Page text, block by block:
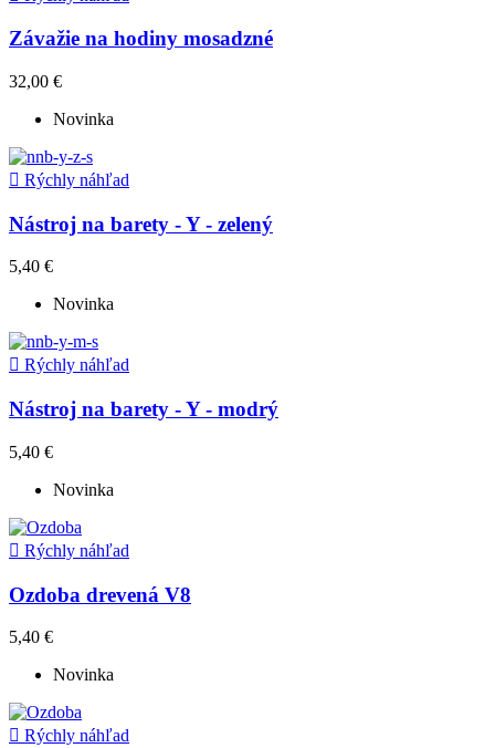
Závažie na hodiny mosadzné
32,00 €
Novinka
 Rýchly náhľad
Nástroj na barety - Y - zelený
5,40 €
Novinka
 Rýchly náhľad
Nástroj na barety - Y - modrý
5,40 €
Novinka
 Rýchly náhľad
Ozdoba drevená V8
5,40 €
Novinka
 Rýchly náhľad